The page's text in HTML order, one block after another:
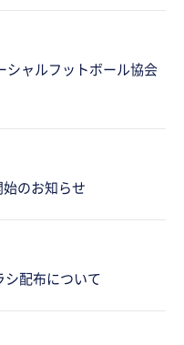
シャルフットボール協会
のお知らせ
シ配布について